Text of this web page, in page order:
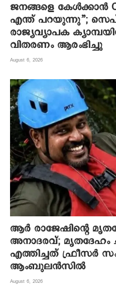
ജനങ്ങളെ കേൾക്കാൻ
എന്ത് പറയുന്നു”;
രാജ്യവ്യാപക
വിതരണം ആരംഭിച്ചു
August 6, 2026
ആര്‍ രാജേഷിന്റെ
അനാദരവ്; മൃതദേഹം
എത്തിച്ചത് ഫ്രീസര്‍
ആംബുലന്‍സില്‍
August 6, 2026